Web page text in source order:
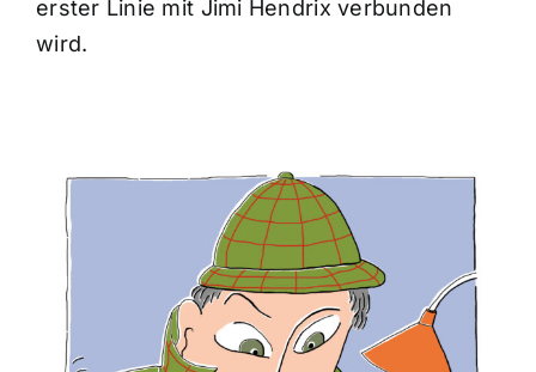
erster Linie mit Jimi Hendrix verbunden
wird.